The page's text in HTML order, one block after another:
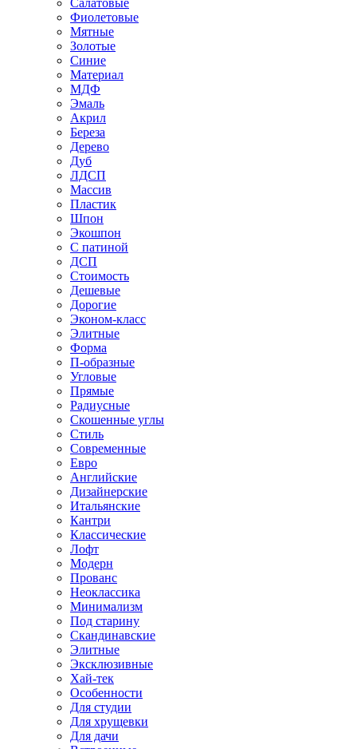
Салатовые
Фиолетовые
Мятные
Золотые
Синие
Материал
МДФ
Эмаль
Акрил
Береза
Дерево
Дуб
ЛДСП
Массив
Пластик
Шпон
Экошпон
С патиной
ДСП
Стоимость
Дешевые
Дорогие
Эконом-класс
Элитные
Форма
П-образные
Угловые
Прямые
Радиусные
Скошенные углы
Стиль
Современные
Евро
Английские
Дизайнерские
Итальянские
Кантри
Классические
Лофт
Модерн
Прованс
Неоклассика
Минимализм
Под старину
Скандинавские
Элитные
Эксклюзивные
Хай-тек
Особенности
Для студии
Для хрущевки
Для дачи